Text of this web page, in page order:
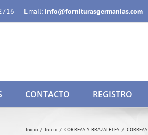
Email: info@forniturasgermanias.com
CONTACTO REGISTRO
Inicio / Inicio / CORREAS Y BRAZALETES / CORREAS